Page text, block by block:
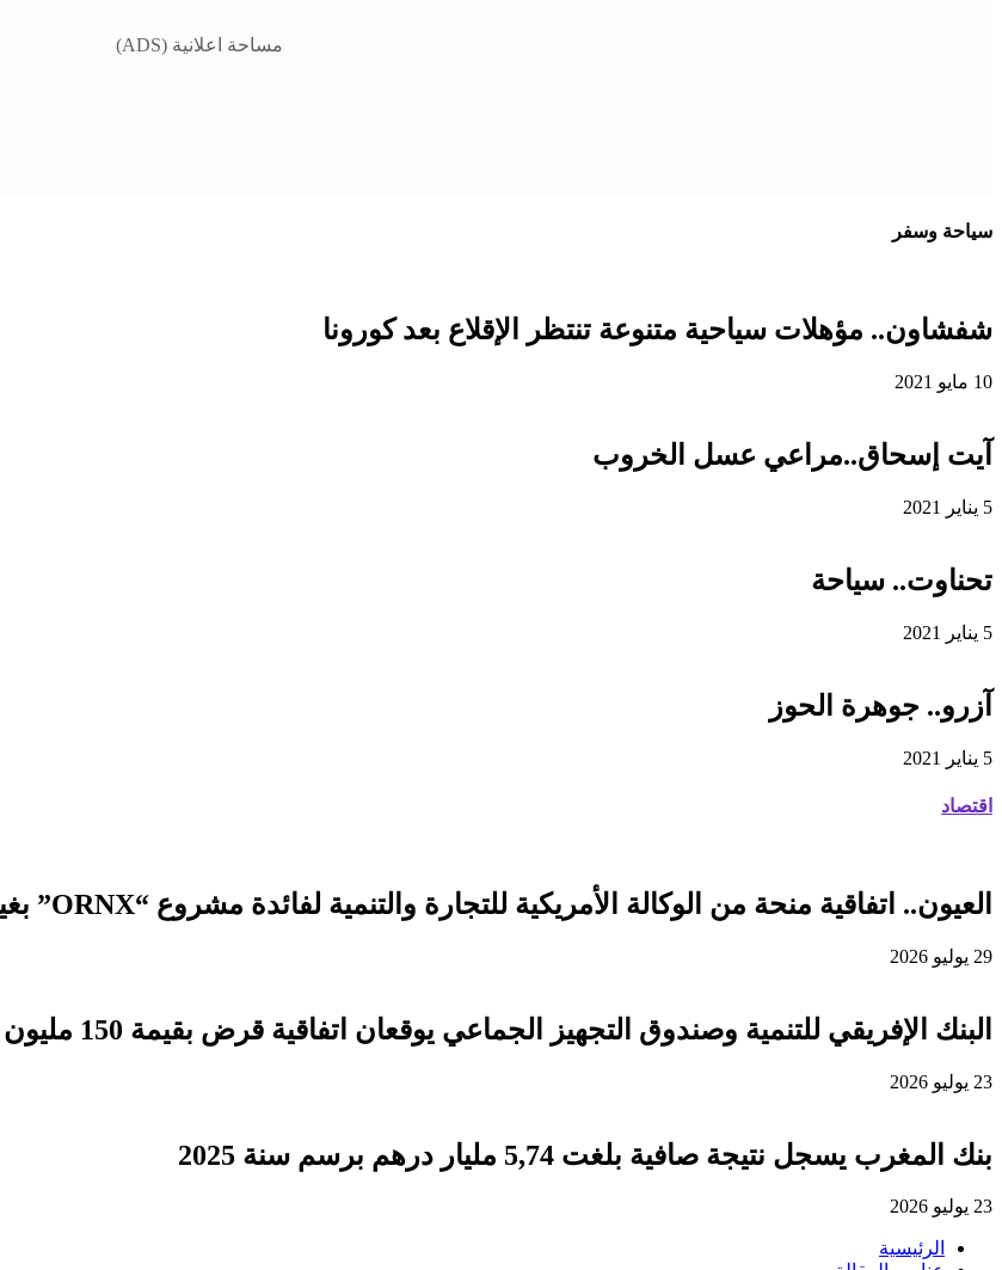
مساحة اعلانية (ADS)
سياحة وسفر
شفشاون.. مؤهلات سياحية متنوعة تنتظر الإقلاع بعد كورونا
10 مايو 2021
آيت إسحاق..مراعي عسل الخروب
5 يناير 2021
تحناوت.. سياحة
5 يناير 2021
آزرو.. جوهرة الحوز
5 يناير 2021
اقتصاد
العيون.. اتفاقية منحة من الوكالة الأمريكية للتجارة والتنمية لفائدة مشروع “ORNX” بغية إنتاج الأمونيا الخضراء
29 يوليو 2026
البنك الإفريقي للتنمية وصندوق التجهيز الجماعي يوقعان اتفاقية قرض بقيمة 150 مليون يورو لدعم التنمية الترابية
23 يوليو 2026
بنك المغرب يسجل نتيجة صافية بلغت 5,74 مليار درهم برسم سنة 2025
23 يوليو 2026
الرئيسية